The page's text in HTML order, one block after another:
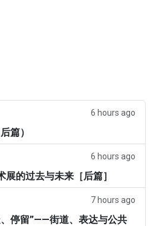
6 hours ago
篇）
6 hours ago
的过去与未来［后篇］
7 hours ago
停留”——街道、表达与公共